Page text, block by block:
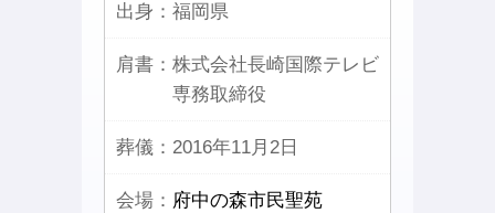
出身： 福岡県
肩書： 株式会社長崎国際テレビ
専務取締役
葬儀： 2016年11月2日
会場： 府中の森市民聖苑